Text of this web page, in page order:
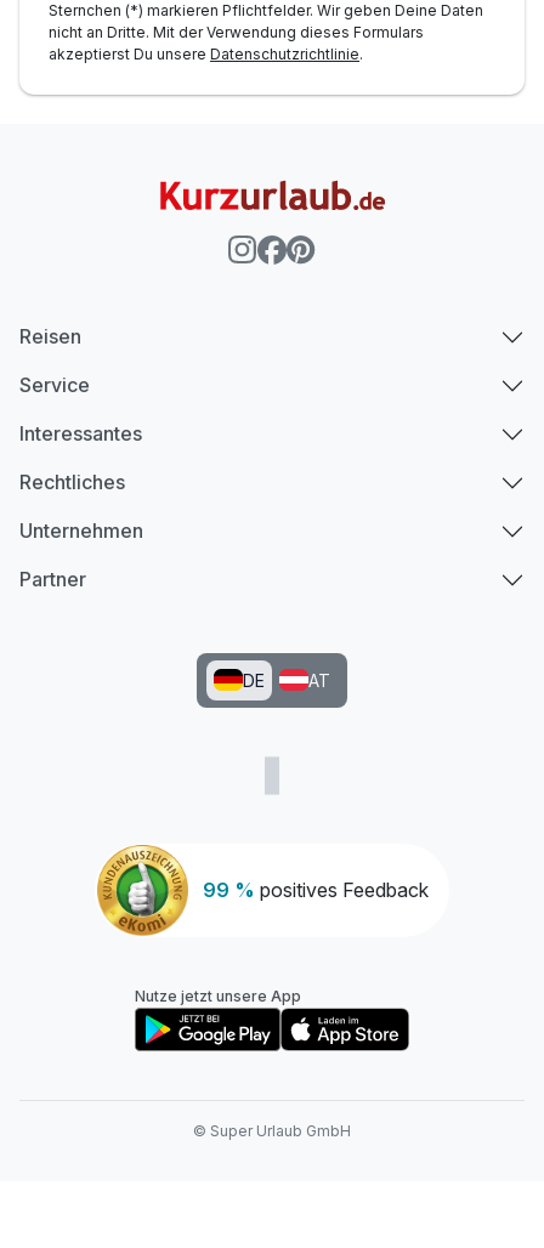
Sternchen (*) markieren Pflichtfelder. Wir geben Deine Daten
nicht an Dritte. Mit der Verwendung dieses Formulars
akzeptierst Du unsere Datenschutzrichtlinie.
99 % positives Feedback
Reisen
Service
Interessantes
Rechtliches
Unternehmen
Partner
DE AT
Nutze jetzt unsere App
© Super Urlaub GmbH